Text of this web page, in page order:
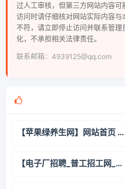
过人工审核，但第三方网站内容可
访问时请仔细核对网站实际内容
不符，请立即停止访问并联系管
化，不承担相关法律责任。
联系邮箱：4939125@qq.com
【苹果绿养生网】网站首页 - 分享食疗养生保健知识与中医养生之道
【电子厂招聘_普工招工网_工厂招聘信息平台】-工立方打工网